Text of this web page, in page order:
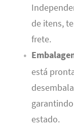
de itens,
frete.
está
estado.